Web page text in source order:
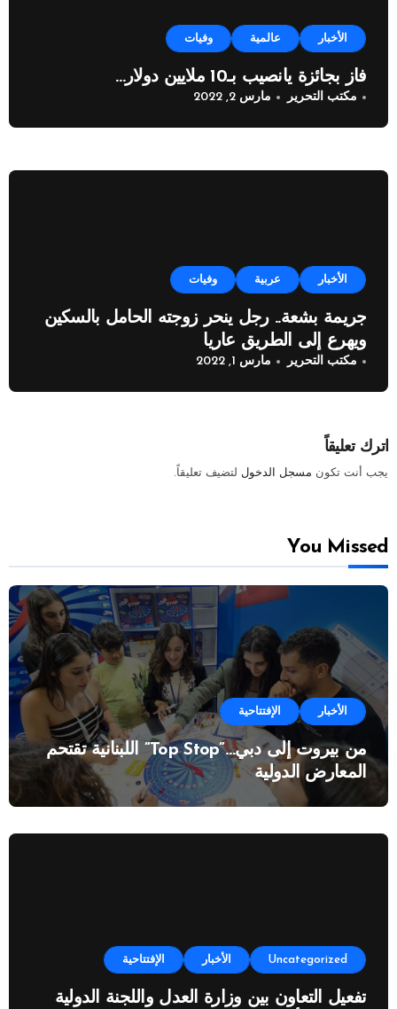
الأخبار عالمية وفيات
فاز بجائزة يانصيب بـ10 ملايين دولار…
مكتب التحرير مارس 2, 2022
الأخبار عربية وفيات
جريمة بشعة.. رجل ينحر زوجته الحامل بالسكين
ويهرع إلى الطريق عاريا
مكتب التحرير مارس 1, 2022
اترك تعليقاً
يجب أنت تكون مسجل الدخول لتضيف تعليقاً.
You Missed
الأخبار الإفتتاحية
من بيروت إلى دبي…”Top Stop” اللبنانية تقتحم
المعارض الدولية
Uncategorized الأخبار الإفتتاحية
تفعيل التعاون بين وزارة العدل واللجنة الدولية